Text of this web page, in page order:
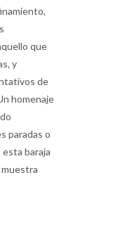
que
y
de
homenaje
paradas o
baraja